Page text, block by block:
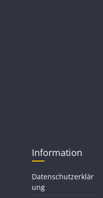
Information
Datenschutzerklär
ung